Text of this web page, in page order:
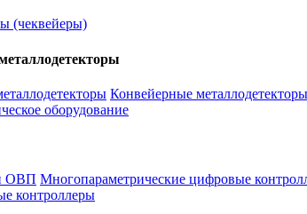
(чеквейеры)
Конвейерные металлодетекторы
оборудование
ОВП Многопараметрические цифровые
контроллеры